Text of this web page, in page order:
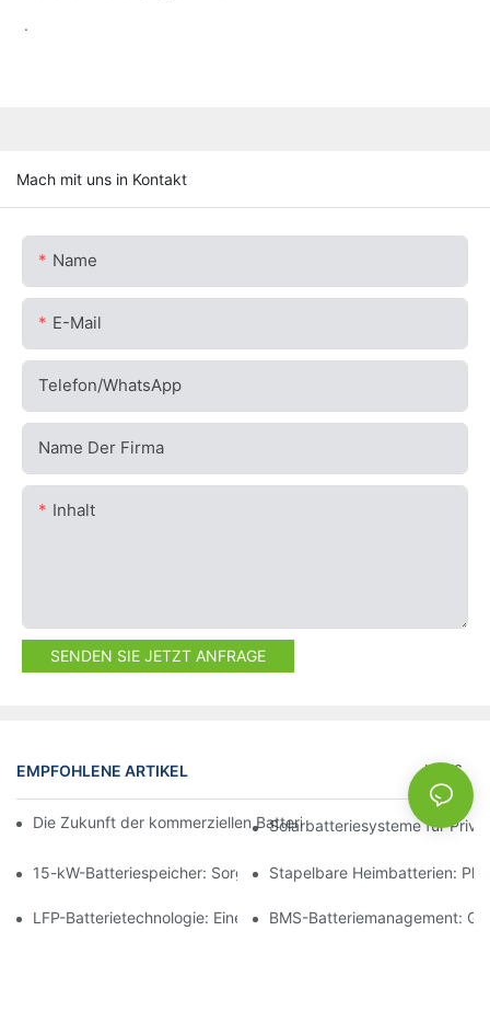
.
Mach mit uns in Kontakt
Name
E-Mail
Telefon/WhatsApp
Name Der Firma
Inhalt
SENDEN SIE JETZT ANFRAGE
EMPFOHLENE ARTIKEL NEWS
Die Zukunft der kommerziellen Batteriespeicherung: Trends
Solarbatteriesysteme für
15-kW-Batteriespeicher: Sorgen Sie für eine sichere
Stapelbare Heimbatterien:
LFP-Batterietechnologie: Eine nachhaltige Wahl für die
BMS-Batteriemanagement: